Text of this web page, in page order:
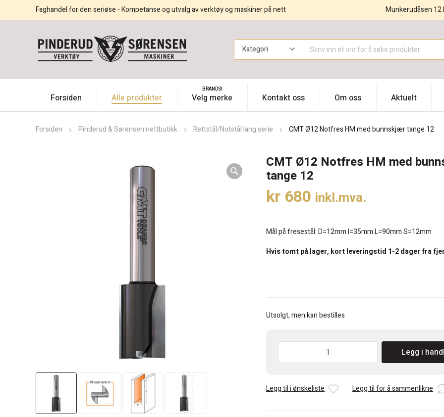
Faghandel for den seriøse - Kompetanse og utvalg av verktøy og maskiner på nett Munkerudåsen 12
Forsiden Alle produkter Velg merke
BRANDS!
Kontakt oss Om oss Aktuelt
Forsiden Pinderud & Sørensen nettbutikk Rettstål/Notstål lang serie CMT Ø12 Notfres HM med bunnskjær tange 12
CMT Ø12 Notfres HM med
tange 12
kr 680 inkl.mva.
Mål på fresestål: D=12mm I=35mm L=90mm S=12mm
Hvis tomt på lager, kort leveringstid 1-2 dager fra
Utsolgt, men kan bestilles
med
Legg i
Legg til i ønskeliste Legg til for å sammenlikne